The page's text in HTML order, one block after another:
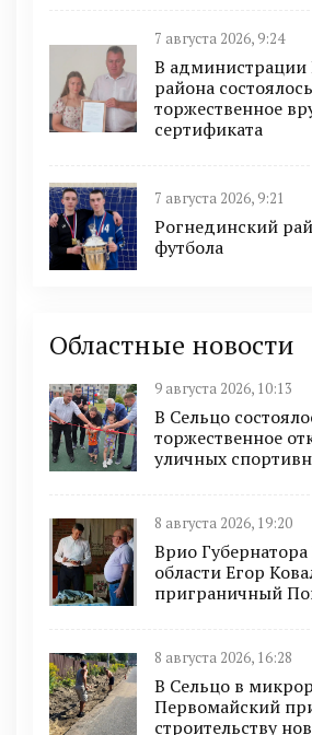
7 августа 2026, 9:24
В администрации
района состоялось
торжественное
сертификата
7 августа 2026, 9:21
Рогнединский
футбола
Областные новости
9 августа 2026, 10:13
В Сельцо
торжественное
уличных
8 августа 2026, 19:20
Врио
области Егор
приграничный
8 августа 2026, 16:28
В Сельцо в
Первомайский
строительству